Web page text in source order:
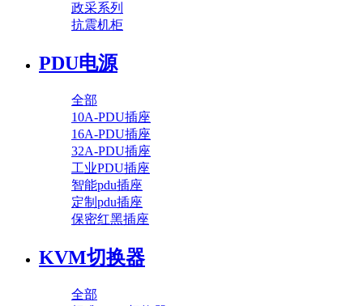
政采系列
抗震机柜
PDU电源
全部
10A-PDU插座
16A-PDU插座
32A-PDU插座
工业PDU插座
智能pdu插座
定制pdu插座
保密红黑插座
KVM切换器
全部